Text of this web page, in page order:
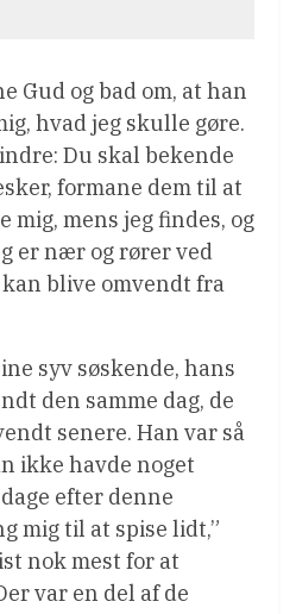
Gud og bad om, at han
hvad jeg skulle gøre.
Du skal bekende
formane dem til at
mig, mens jeg findes, og
er nær og rører ved
blive omvendt fra
syv søskende, hans
den samme dag, de
senere. Han var så
ikke havde noget
efter denne
mig til at spise lidt,”
nok mest for at
var en del af de